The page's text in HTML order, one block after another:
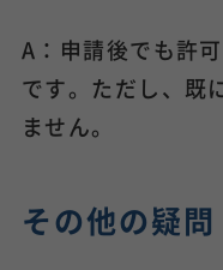
A：申請後でも許
です。ただし、既
ません。
その他の疑問